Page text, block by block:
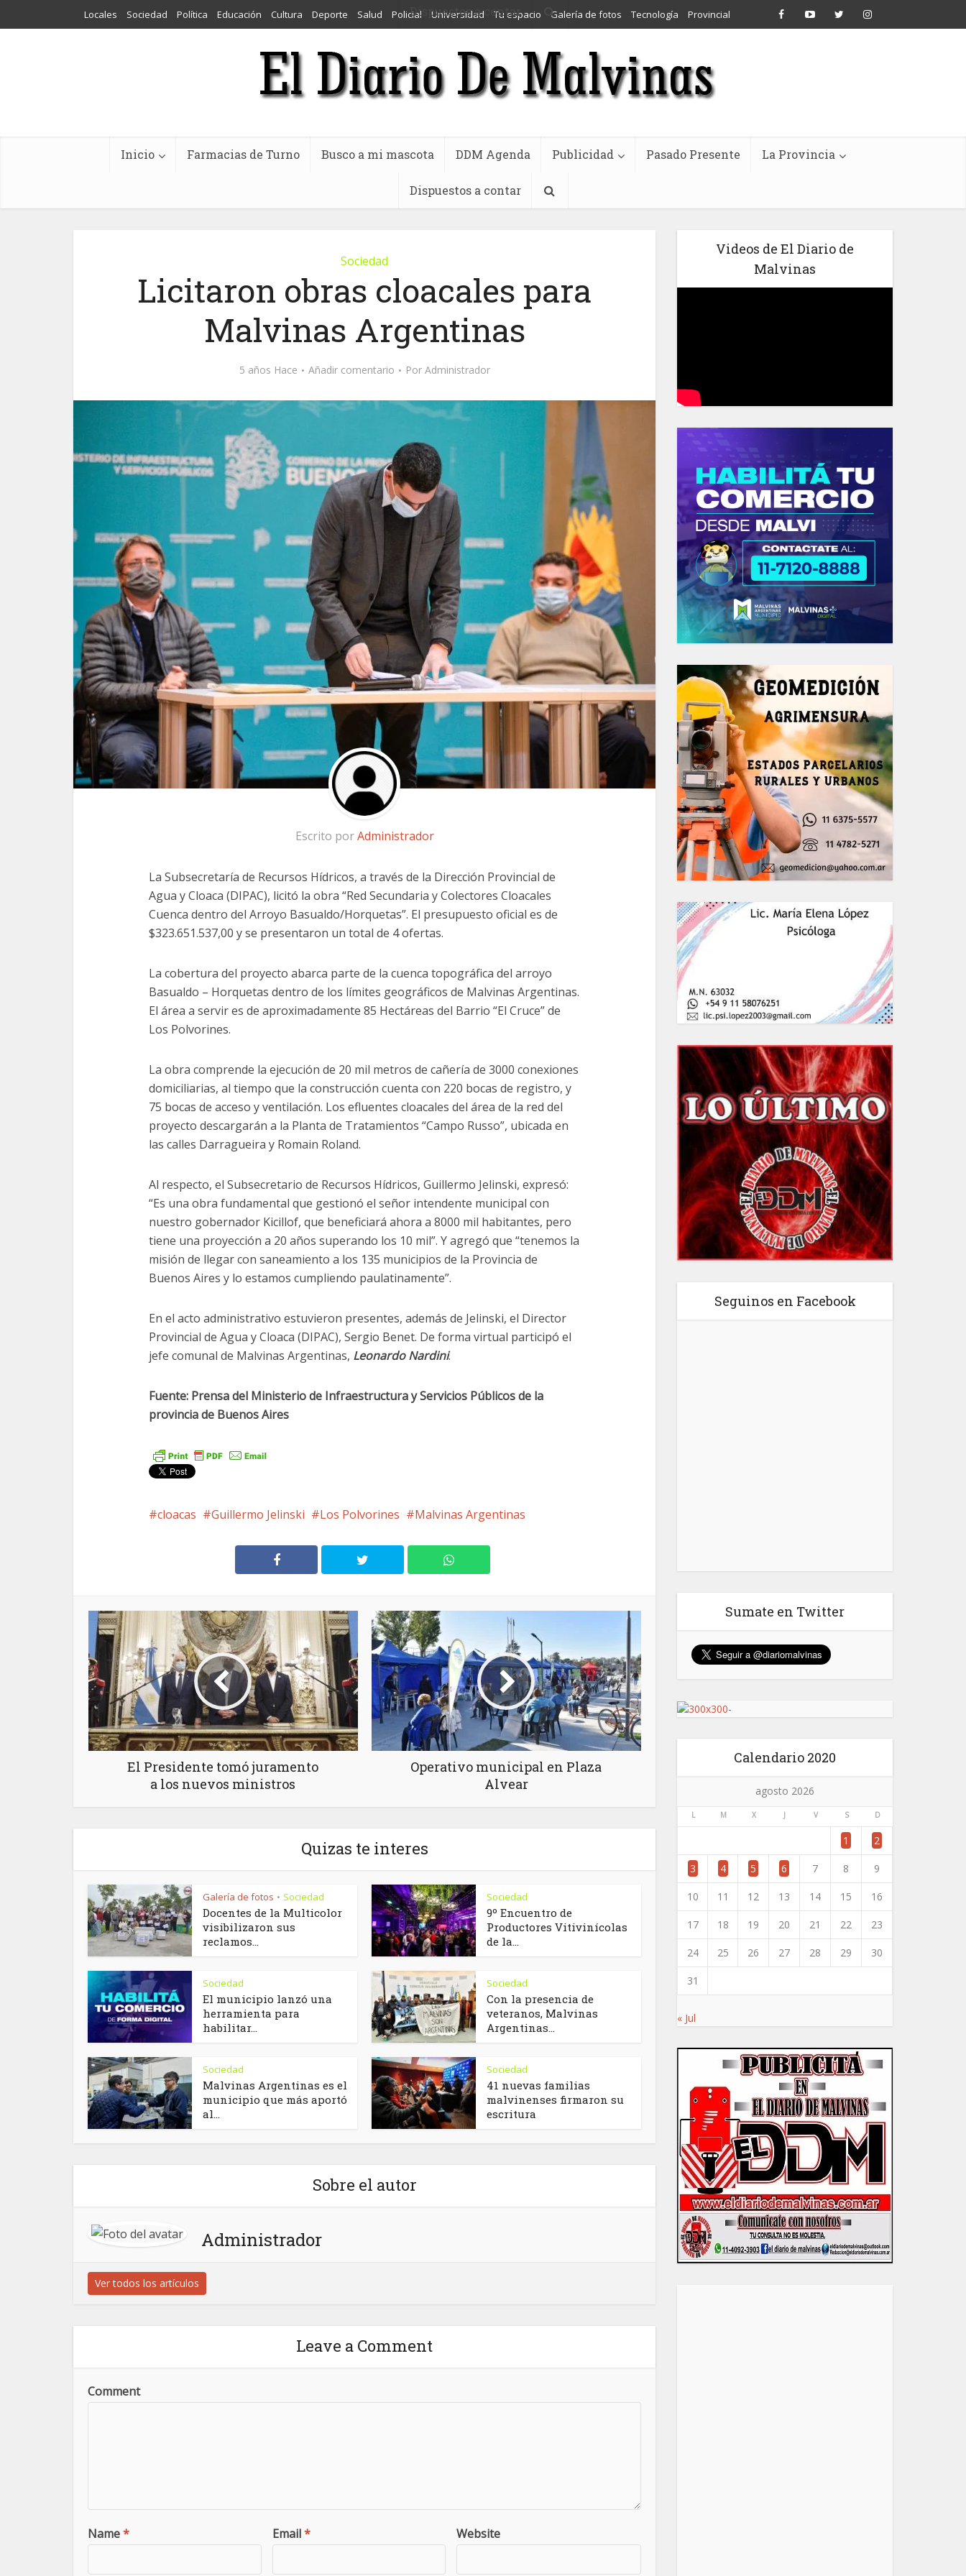
Dispuestos a contar
Locales Sociedad Política Educación Cultura Deporte Salud Policial Universidad Tu espacio Galería de fotos Tecnología Provincial
Inicio Farmacias de Turno Busco a mi mascota DDM Agenda Publicidad Pasado Presente La Provincia
Dispuestos a contar
Sociedad
Licitaron obras cloacales para
Malvinas Argentinas
5 años Hace Añadir comentario Por Administrador
Escrito porAdministrador
La Subsecretaría de Recursos Hídricos, a través de la Dirección Provincial de
Agua y Cloaca (DIPAC), licitó la obra “Red Secundaria y Colectores Cloacales
Cuenca dentro del Arroyo Basualdo/Horquetas”. El presupuesto oficial es de
$323.651.537,00 y se presentaron un total de 4 ofertas.
La cobertura del proyecto abarca parte de la cuenca topográfica del arroyo
Basualdo – Horquetas dentro de los límites geográficos de Malvinas Argentinas.
El área a servir es de aproximadamente 85 Hectáreas del Barrio “El Cruce” de
Los Polvorines.
La obra comprende la ejecución de 20 mil metros de cañería de 3000 conexiones
domiciliarias, al tiempo que la construcción cuenta con 220 bocas de registro, y
75 bocas de acceso y ventilación. Los efluentes cloacales del área de la red del
proyecto descargarán a la Planta de Tratamientos “Campo Russo”, ubicada en
las calles Darragueira y Romain Roland.
Al respecto, el Subsecretario de Recursos Hídricos, Guillermo Jelinski, expresó:
“Es una obra fundamental que gestionó el señor intendente municipal con
nuestro gobernador Kicillof, que beneficiará ahora a 8000 mil habitantes, pero
tiene una proyección a 20 años superando los 10 mil”. Y agregó que “tenemos la
misión de llegar con saneamiento a los 135 municipios de la Provincia de
Buenos Aires y lo estamos cumpliendo paulatinamente”.
En el acto administrativo estuvieron presentes, además de Jelinski, el Director
Provincial de Agua y Cloaca (DIPAC), Sergio Benet. De forma virtual participó el
jefe comunal de Malvinas Argentinas, Leonardo Nardini.
Fuente: Prensa del Ministerio de Infraestructura y Servicios Públicos de la
provincia de Buenos Aires
cloacas Guillermo Jelinski Los Polvorines Malvinas Argentinas
El Presidente tomó juramento
a los nuevos ministros
Operativo municipal en Plaza
Alvear
Quizas te interes
Galería de fotos • Sociedad
Docentes de la Multicolor
visibilizaron sus
reclamos...
Sociedad
9º Encuentro de
Productores Vitivinícolas
de la...
Sociedad
El municipio lanzó una
herramienta para
habilitar...
Sociedad
Con la presencia de
veteranos, Malvinas
Argentinas...
Sociedad
Malvinas Argentinas es el
municipio que más aportó
al...
Sociedad
41 nuevas familias
malvinenses firmaron su
escritura
Sobre el autor
Administrador
Ver todos los artículos
Leave a Comment
Comment
Name* Email* Website
Videos de El Diario de
Malvinas
Seguinos en Facebook
Sumate en Twitter
Calendario 2020
agosto 2026
L M X J V S D
1 2
3 4 5 6 7 8 9
10 11 12 13 14 15 16
17 18 19 20 21 22 23
24 25 26 27 28 29 30
31
« Jul